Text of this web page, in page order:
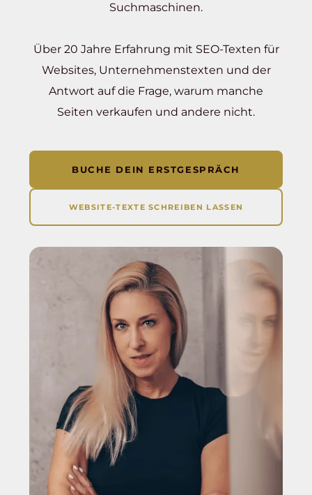
Suchmaschinen.
Über 20 Jahre Erfahrung mit SEO-Texten für
Websites, Unternehmenstexten und der
Antwort auf die Frage, warum manche
Seiten verkaufen und andere nicht.
BUCHE DEIN ERSTGESPRÄCH
WEBSITE-TEXTE SCHREIBEN LASSEN